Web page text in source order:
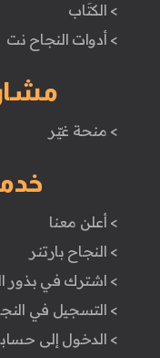
> الكتَاب
> أدوات النجاح نت
> منحة غيّر
> أعلن معنا
> النجاح بارتنر
> اشترك في بذور
> التسجيل في
> الدخول إلى